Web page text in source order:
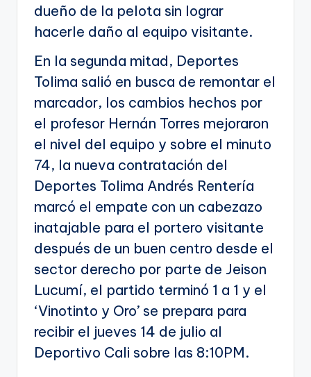
dueño de la pelota sin lograr
hacerle daño al equipo visitante.
En la segunda mitad, Deportes
Tolima salió en busca de remontar el
marcador, los cambios hechos por
el profesor Hernán Torres mejoraron
el nivel del equipo y sobre el minuto
74, la nueva contratación del
Deportes Tolima Andrés Rentería
marcó el empate con un cabezazo
inatajable para el portero visitante
después de un buen centro desde el
sector derecho por parte de Jeison
Lucumí, el partido terminó 1 a 1 y el
‘Vinotinto y Oro’ se prepara para
recibir el jueves 14 de julio al
Deportivo Cali sobre las 8:10PM.